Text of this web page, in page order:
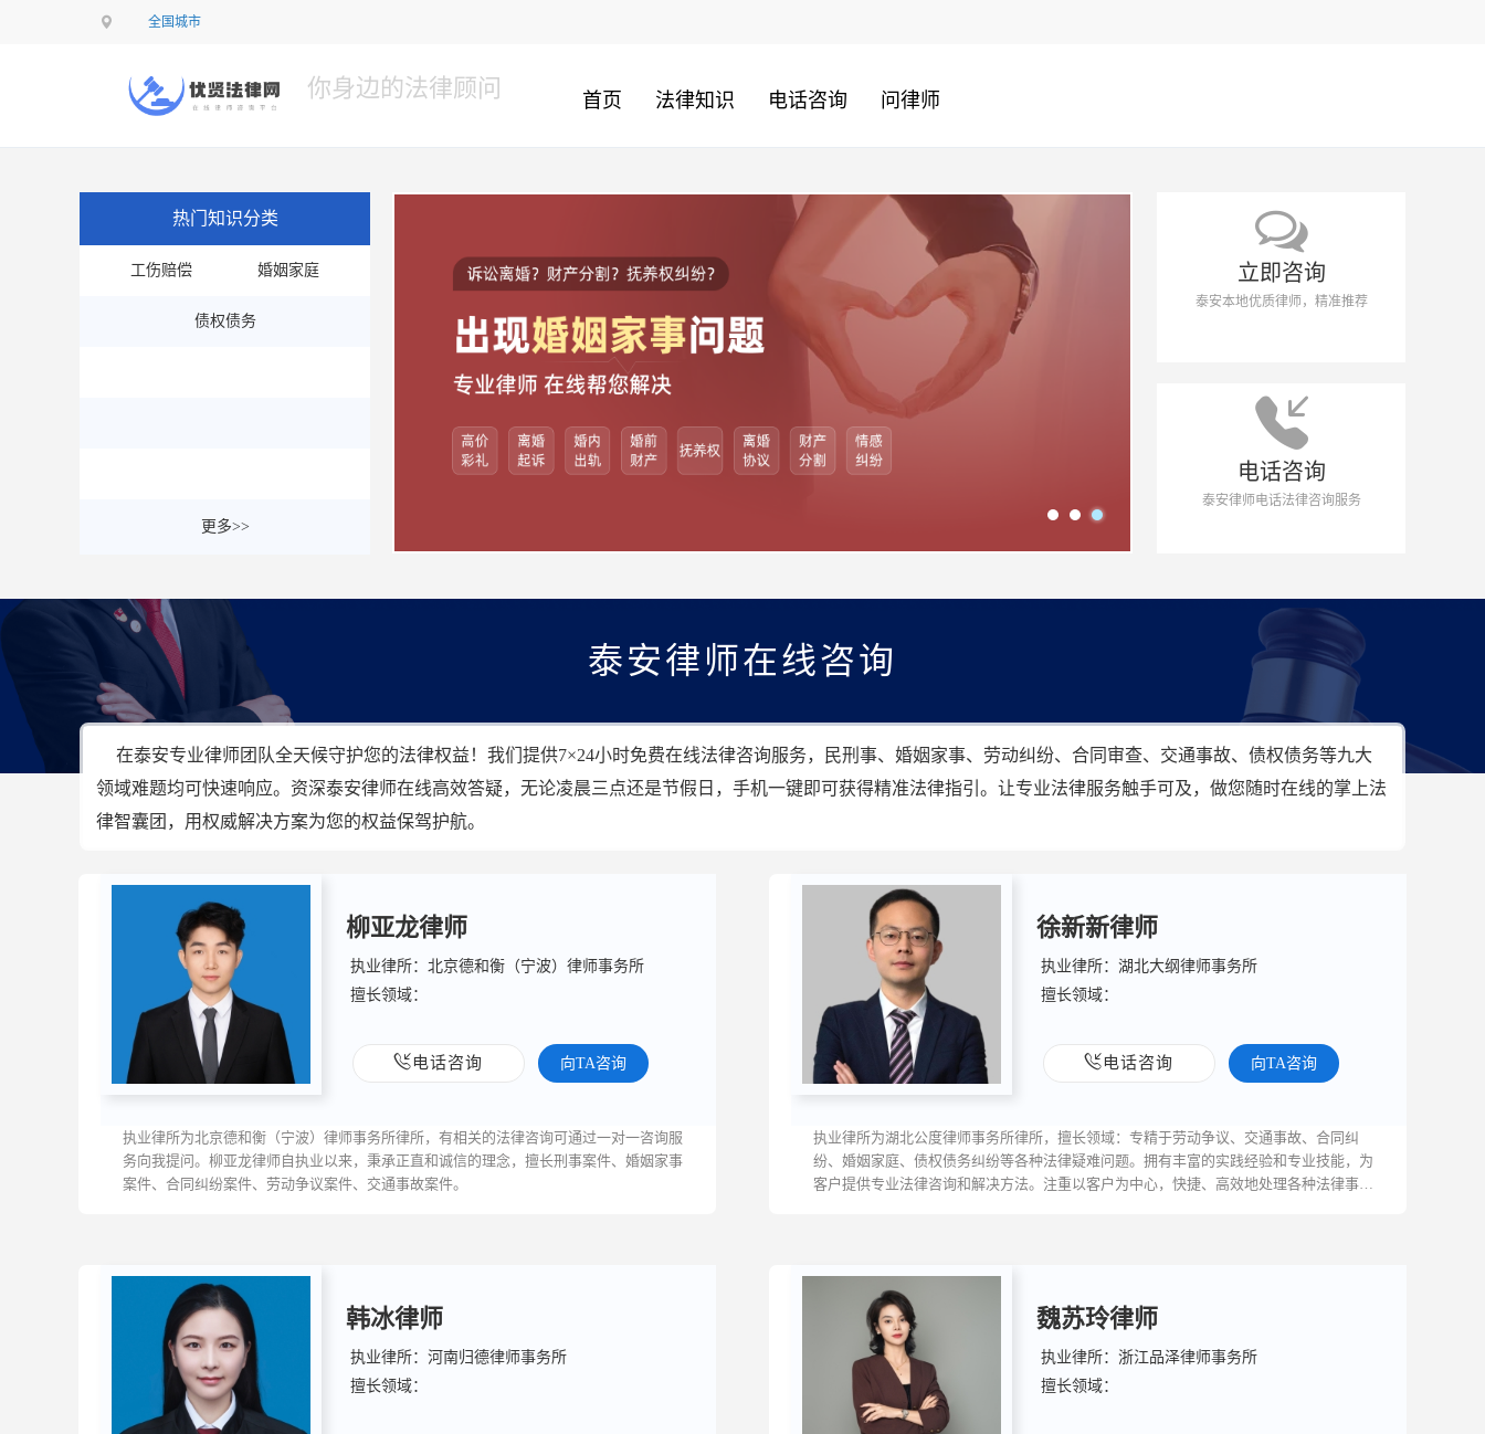
全国城市
你身边的法律顾问 首页 法律知识 电话咨询 问律师
热门知识分类
工伤赔偿 婚姻家庭
债权债务
更多>>
立即咨询
泰安本地优质律师，精准推荐
电话咨询
泰安律师电话法律咨询服务
泰安律师在线咨询
在泰安专业律师团队全天候守护您的法律权益！我们提供7×24小时免费在线法律咨询服务，民刑事、婚姻家事、劳动纠纷、合同审查、交通事故、债权债务等九大
领域难题均可快速响应。资深泰安律师在线高效答疑，无论凌晨三点还是节假日，手机一键即可获得精准法律指引。让专业法律服务触手可及，做您随时在线的掌上法
律智囊团，用权威解决方案为您的权益保驾护航。
柳亚龙律师
执业律所：北京德和衡（宁波）律师事务所
擅长领域：
电话咨询 向TA咨询
执业律所为北京德和衡（宁波）律师事务所律所，有相关的法律咨询可通过一对一咨询服
务向我提问。柳亚龙律师自执业以来，秉承正直和诚信的理念，擅长刑事案件、婚姻家事
案件、合同纠纷案件、劳动争议案件、交通事故案件。
徐新新律师
执业律所：湖北大纲律师事务所
擅长领域：
电话咨询 向TA咨询
执业律所为湖北公度律师事务所律所，擅长领域：专精于劳动争议、交通事故、合同纠
纷、婚姻家庭、债权债务纠纷等各种法律疑难问题。拥有丰富的实践经验和专业技能，为
客户提供专业法律咨询和解决方法。注重以客户为中心，快捷、高效地处理各种法律事
韩冰律师
执业律所：河南归德律师事务所
擅长领域：
魏苏玲律师
执业律所：浙江品泽律师事务所
擅长领域：